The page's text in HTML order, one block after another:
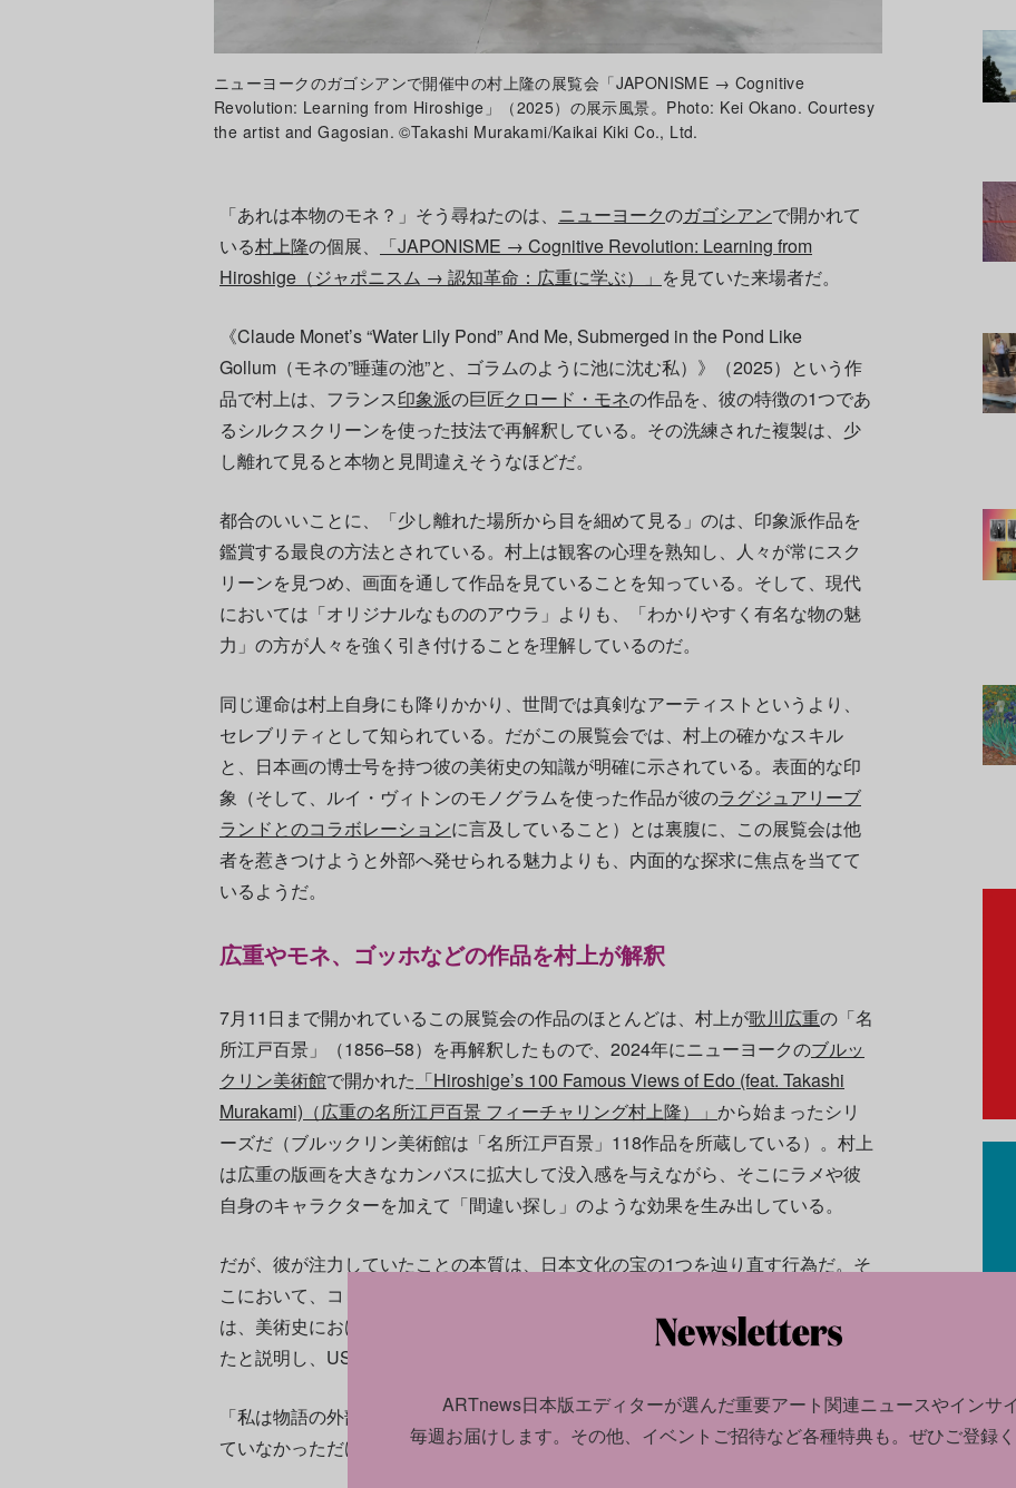
ニューヨークのガゴシアンで開催中の村上隆の展覧会「JAPONISME → Cognitive
Revolution: Learning from Hiroshige」（2025）の展示風景。Photo: Kei Okano. Courtesy
the artist and Gagosian. ©Takashi Murakami/Kaikai Kiki Co., Ltd.
「あれは本物のモネ？」そう尋ねたのは、 ニューヨークのガゴシアンで開かれて
いる村上隆の個展、
「JAPONISME → Cognitive Revolution: Learning from
Hiroshige（ジャポニスム → 認知革命：広重に学ぶ）」 を見ていた来場者だ。
《Claude Monet’s “Water Lily Pond” And Me, Submerged in the Pond Like
Gollum（モネの”睡蓮の池”と、ゴラムのように池に沈む私）》（2025）という作
品で村上は、フランス印象派の巨匠クロード・モネの作品を、彼の特徴の1つであ
るシルクスクリーンを使った技法で再解釈している。その洗練された複製は、少
し離れて見ると本物と見間違えそうなほどだ。
都合のいいことに、「少し離れた場所から目を細めて見る」のは、印象派作品を
鑑賞する最良の方法とされている。村上は観客の心理を熟知し、人々が常にスク
リーンを見つめ、画面を通して作品を見ていることを知っている。そして、現代
においては「オリジナルなもののアウラ」よりも、「わかりやすく有名な物の魅
力」の方が人々を強く引き付けることを理解しているのだ。
同じ運命は村上自身にも降りかかり、世間では真剣なアーティストというより、
セレブリティとして知られている。だがこの展覧会では、村上の確かなスキル
と、日本画の博士号を持つ彼の美術史の知識が明確に示されている。表面的な印
象（そして、ルイ・ヴィトンのモノグラムを使った作品が彼のラグジュアリーブ
ランドとのコラボレーションに言及していること）とは裏腹に、この展覧会は他
者を惹きつけようと外部へ発せられる魅力よりも、内面的な探求に焦点を当てて
いるようだ。
広重やモネ、ゴッホなどの作品を村上が解釈
7月11日まで開かれているこの展覧会の作品のほとんどは、村上が歌川広重の「名
所江戸百景」（1856–58）を再解釈したもので、2024年にニューヨークのブルッ
クリン美術館で開かれた 「Hiroshige’s 100 Famous Views of Edo (feat. Takashi
Murakami)（広重の名所江戸百景 フィーチャリング村上隆）」 から始まったシリ
ーズだ（ブルックリン美術館は「名所江戸百景」118作品を所蔵している）。村上
は広重の版画を大きなカンバスに拡大して没入感を与えながら、そこにラメや彼
自身のキャラクターを加えて「間違い探し」のような効果を生み出している。
だが、彼が注力していたことの本質は、 日本文化の宝の1つを辿り直す行為だ。そ
こにおいて、コピーすることは敬意の表れであり、継承の一形態でもある。村上
は、美術史における彼自身の位置付けを理解するためにコピーという手段を使っ
たと説明し、US版ARTnewsのインタビューでこう述べている。
「私は物語の外部にいたわけではなく、単に糸がどうつながっているのかが見え
ていなかっただけなのかもしれません」
ARTnews日本版エディターが選んだ重要アート関連ニュースやインサ
毎週お届けします。 その他、イベントご招待など各種特典も。ぜひご登録く